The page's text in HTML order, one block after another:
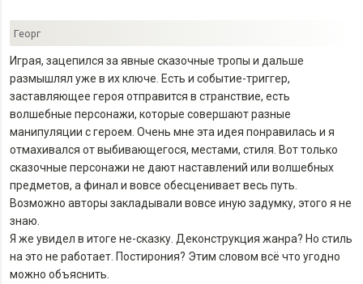
Георг
Играя, зацепился за явные сказочные тропы и дальше
размышлял уже в их ключе. Есть и событие-триггер,
заставляющее героя отправится в странствие, есть
волшебные персонажи, которые совершают разные
манипуляции с героем. Очень мне эта идея понравилась и я
отмахивался от выбивающегося, местами, стиля. Вот только
сказочные персонажи не дают наставлений или волшебных
предметов, а финал и вовсе обесценивает весь путь.
Возможно авторы закладывали вовсе иную задумку, этого я не
знаю.
Я же увидел в итоге не-сказку. Деконструкция жанра? Но стиль
на это не работает. Постирония? Этим словом всё что угодно
можно объяснить.